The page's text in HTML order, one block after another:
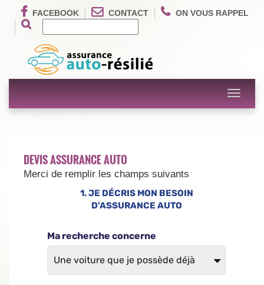
FACEBOOK CONTACT ON VOUS RAPPEL
Toggle
DEVIS ASSURANCE AUTO
Merci de remplir les champs suivants